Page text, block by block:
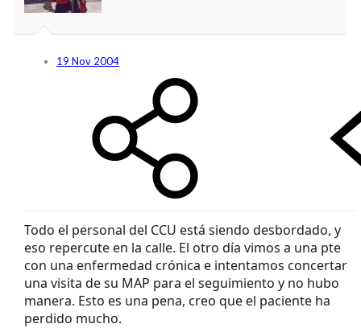
19 Nov 2004
Todo el personal del CCU está siendo desbordado, y
eso repercute en la calle. El otro día vimos a una pte
con una enfermedad crónica e intentamos concertar
una visita de su MAP para el seguimiento y no hubo
manera. Esto es una pena, creo que el paciente ha
perdido mucho.